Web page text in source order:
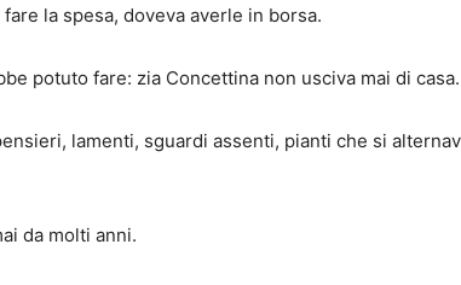
la spesa, doveva averle in borsa.
potuto fare: zia Concettina non usciva mai di casa.
lamenti, sguardi assenti, pianti che si
da molti anni.